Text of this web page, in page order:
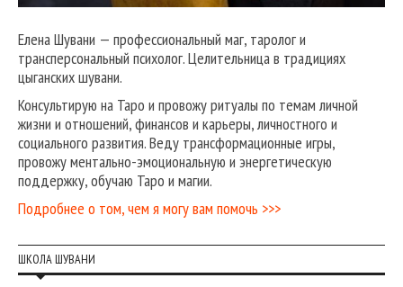
Елена Шувани — профессиональный маг, таролог и
трансперсональный психолог. Целительница в традициях
цыганских шувани.
Консультирую на Таро и провожу ритуалы по темам личной
жизни и отношений, финансов и карьеры, личностного и
социального развития. Веду трансформационные игры,
провожу ментально-эмоциональную и энергетическую
поддержку, обучаю Таро и магии.
Подробнее о том, чем я могу вам помочь >>>
ШКОЛА ШУВАНИ